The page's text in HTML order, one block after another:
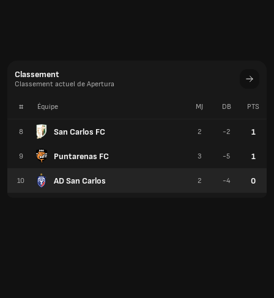
Classement
Classement actuel de Apertura
# Équipe
8 San Carlos FC
9 Puntarenas FC
10 AD San Carlos
MJ DB PTS
2 -2 1
3 -5 1
2 -4 0